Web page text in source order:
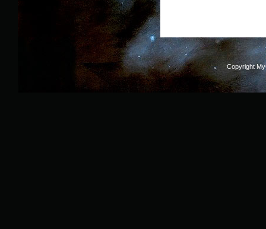
Copyright